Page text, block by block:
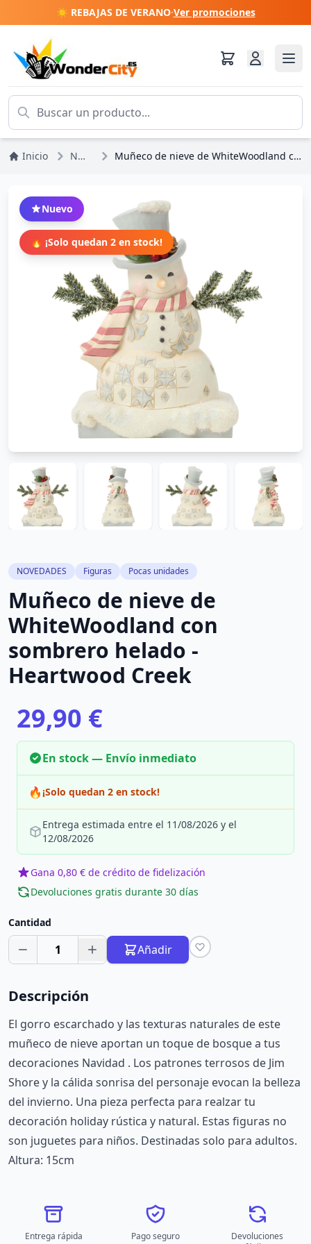
☀️ REBAJAS DE VERANO·Ver promociones
Inicio NOVEDADES Muñeco de nieve de WhiteWoodland con sombrero helado - Heartwood Creek
Nuevo
🔥 ¡Solo quedan 2 en stock!
NOVEDADES Figuras Pocas unidades
Muñeco de nieve de
WhiteWoodland con
sombrero helado -
Heartwood Creek
29,90 €
En stock — Envío inmediato
🔥¡Solo quedan 2 en stock!
Entrega estimada entre el 11/08/2026 y el
12/08/2026
Gana 0,80 € de crédito de fidelización
Devoluciones gratis durante 30 días
Cantidad
1 Añadir
Descripción
El gorro escarchado y las texturas naturales de este
muñeco de nieve aportan un toque de bosque a tus
decoraciones Navidad . Los patrones terrosos de Jim
Shore y la cálida sonrisa del personaje evocan la belleza
del invierno. Una pieza perfecta para realzar tu
decoración holiday rústica y natural. Estas figuras no
son juguetes para niños. Destinadas solo para adultos.
Altura: 15cm
Entrega rápida Pago seguro
Devoluciones